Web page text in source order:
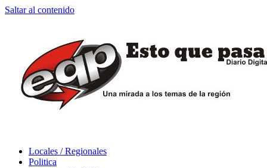
Saltar al contenido
Locales / Regionales
Politica